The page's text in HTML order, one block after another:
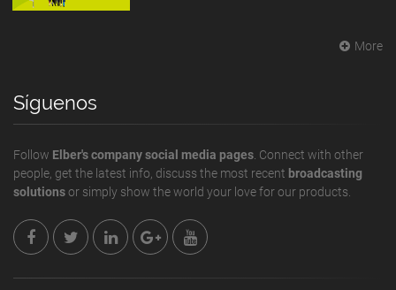
More
Síguenos
Follow Elber's company social media pages. Connect with other
people, get the latest info, discuss the most recent broadcasting
solutionsor simply show the world your love for our products.